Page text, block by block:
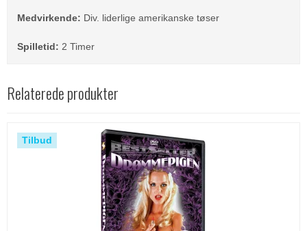
Medvirkende: Div. liderlige amerikanske tøser
Spilletid: 2 Timer
Relaterede produkter
Tilbud